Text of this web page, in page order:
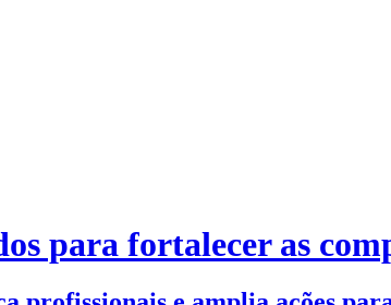
para fortalecer as